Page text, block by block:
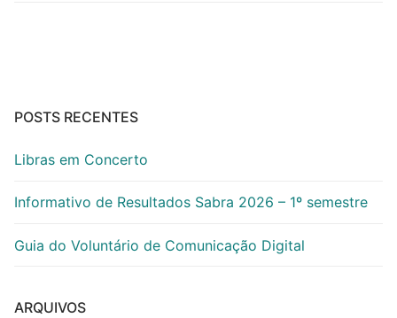
POSTS RECENTES
Libras em Concerto
Informativo de Resultados Sabra 2026 – 1º semestre
Guia do Voluntário de Comunicação Digital
ARQUIVOS